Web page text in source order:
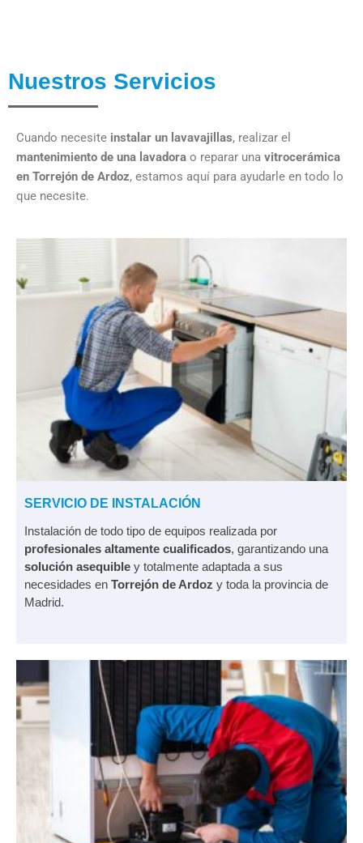
Nuestros Servicios
Cuando necesite instalar un lavavajillas, realizar el
mantenimiento de una lavadora o reparar una vitrocerámica
en Torrejón de Ardoz, estamos aquí para ayudarle en todo lo
que necesite.
SERVICIO DE INSTALACIÓN
Instalación de todo tipo de equipos realizada por
profesionales altamente cualificados, garantizando una
solución asequible y totalmente adaptada a sus
necesidades en Torrejón de Ardoz y toda la provincia de
Madrid.